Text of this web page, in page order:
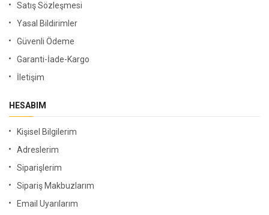
Satış Sözleşmesi
Yasal Bildirimler
Güvenli Ödeme
Garanti-İade-Kargo
İletişim
HESABIM
Kişisel Bilgilerim
Adreslerim
Siparişlerim
Sipariş Makbuzlarım
Email Uyarılarım